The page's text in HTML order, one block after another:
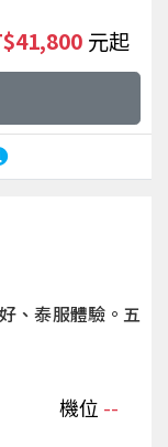
起
、泰服體驗。五
機位 --